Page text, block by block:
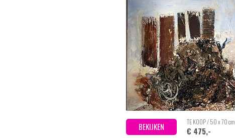
BEKIJKEN TE KOOP / 50 x 70 cm
€ 475,-